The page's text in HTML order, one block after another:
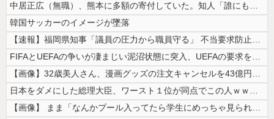
中居正広（無職）、熊本に多額の寄付していた。知人「誰にも知られなくても...
韓国サッカーのイメージが墜落
【速報】福岡県知事「議員の圧力から職員守る」 不当要求防止の条例策定へ
FIFAとUEFAの争いが凄まじい泥沼状態に突入、UEFAの要求を呑ん...
【画像】32歳美人さん、漫画グッズの注文キャンセルを43億円分繰り返し...
日本をダメにした総理大臣、ワースト１位が同点でこの人ｗｗｗｗｗｗ
【画像】 まま「なんかプール入ってたら学生にめっちゃ見られたw」